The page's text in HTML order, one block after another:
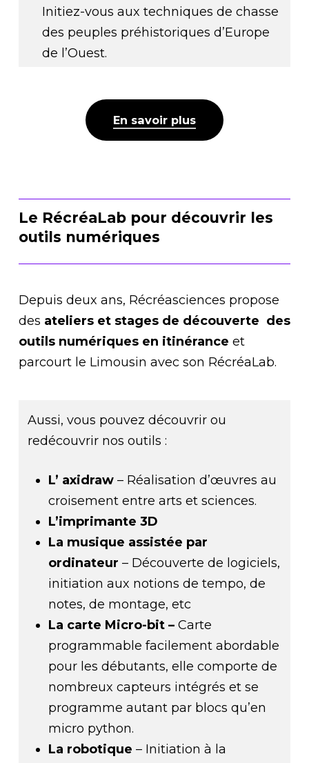
Initiez-vous aux techniques de chasse
des peuples préhistoriques d’Europe
de l’Ouest.
En savoir plus
Le RécréaLab pour découvrir les
outils numériques
Depuis deux ans, Récréasciences propose
des ateliers et stages de découverte des
outils numériques en itinérance et
parcourt le Limousin avec son RécréaLab.
Aussi, vous pouvez découvrir ou
redécouvrir nos outils :
L’ axidraw – Réalisation d’œuvres au
croisement entre arts et sciences.
L’imprimante 3D
La musique assistée par
ordinateur – Découverte de logiciels,
initiation aux notions de tempo, de
notes, de montage, etc
La carte Micro-bit –Carte
programmable facilement abordable
pour les débutants, elle comporte de
nombreux capteurs intégrés et se
programme autant par blocs qu’en
micro python.
La robotique – Initiation à la